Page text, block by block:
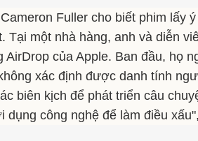
Fuller cho biết phim lấy
Tại một nhà hàng, anh và diễn
của Apple. Ban đầu, họ
xác định được danh tính
biên kịch để phát triển câu
công nghệ để làm điều